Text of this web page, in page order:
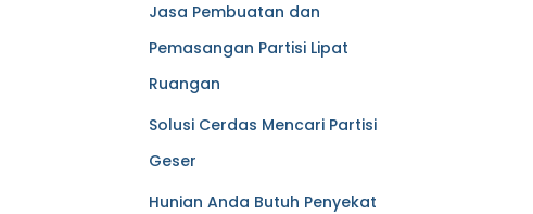
Jasa Pembuatan dan
Pemasangan Partisi Lipat
Ruangan
Solusi Cerdas Mencari Partisi
Geser
Hunian Anda Butuh Penyekat